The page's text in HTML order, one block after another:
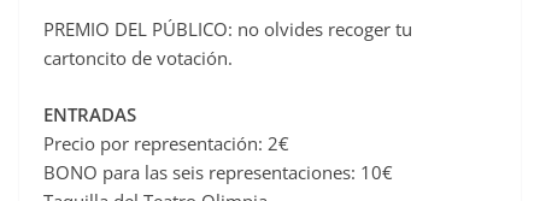
PREMIO DEL PÚBLICO: no olvides recoger tu
cartoncito de votación.
ENTRADAS
Precio por representación: 2€
BONO para las seis representaciones: 10€